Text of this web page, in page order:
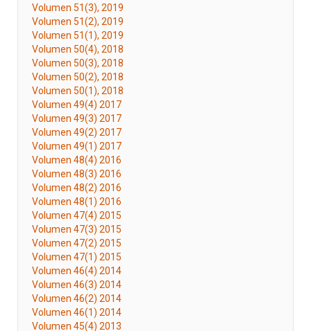
Volumen 51(3), 2019
Volumen 51(2), 2019
Volumen 51(1), 2019
Volumen 50(4), 2018
Volumen 50(3), 2018
Volumen 50(2), 2018
Volumen 50(1), 2018
Volumen 49(4) 2017
Volumen 49(3) 2017
Volumen 49(2) 2017
Volumen 49(1) 2017
Volumen 48(4) 2016
Volumen 48(3) 2016
Volumen 48(2) 2016
Volumen 48(1) 2016
Volumen 47(4) 2015
Volumen 47(3) 2015
Volumen 47(2) 2015
Volumen 47(1) 2015
Volumen 46(4) 2014
Volumen 46(3) 2014
Volumen 46(2) 2014
Volumen 46(1) 2014
Volumen 45(4) 2013